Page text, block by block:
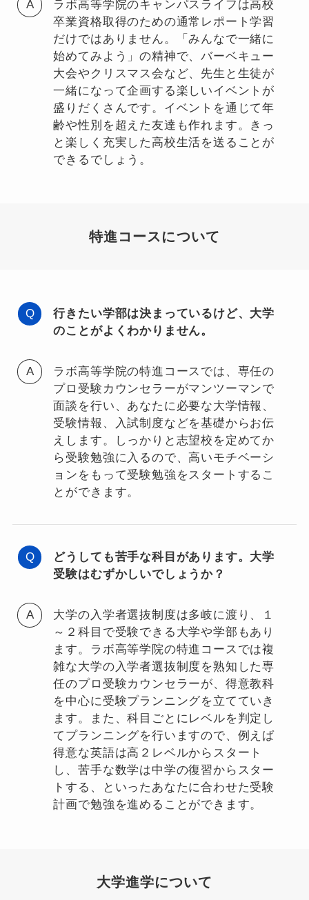
ラボ高等学院のキャンパスライフは高校
卒業資格取得のための通常レポート学習
だけではありません。「みんなで一緒に
始めてみよう」の精神で、バーベキュー
大会やクリスマス会など、先生と生徒が
一緒になって企画する楽しいイベントが
盛りだくさんです。イベントを通じて年
齢や性別を超えた友達も作れます。きっ
と楽しく充実した高校生活を送ることが
できるでしょう。
特進コースについて
行きたい学部は決まっているけど、大学
のことがよくわかりません。
ラボ高等学院の特進コースでは、専任の
プロ受験カウンセラーがマンツーマンで
面談を行い、あなたに必要な大学情報、
受験情報、入試制度などを基礎からお伝
えします。しっかりと志望校を定めてか
ら受験勉強に入るので、高いモチベーシ
ョンをもって受験勉強をスタートするこ
とができます。
どうしても苦手な科目があります。大学
受験はむずかしいでしょうか？
大学の入学者選抜制度は多岐に渡り、１
～２科目で受験できる大学や学部もあり
ます。ラボ高等学院の特進コースでは複
雑な大学の入学者選抜制度を熟知した専
任のプロ受験カウンセラーが、得意教科
を中心に受験プランニングを立てていき
ます。また、科目ごとにレベルを判定し
てプランニングを行いますので、例えば
得意な英語は高２レベルからスタート
し、苦手な数学は中学の復習からスター
トする、といったあなたに合わせた受験
計画で勉強を進めることができます。
大学進学について